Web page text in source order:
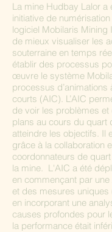
La mine Hudbay Lalor a
initiative de
logiciel Mobilaris Mining
de mieux visualiser les
souterraine en temps
établir des processus
œuvre le système
processus d’animations
courts (AIC). L’AIC
de voir les problèmes et
plans au cours du quart
atteindre les objectifs. Il
grâce à la collaboration
coordonnateurs de
la mine. L'AIC a été
en commençant par
et des mesures
en incorporant une
causes profondes pour
la performance était